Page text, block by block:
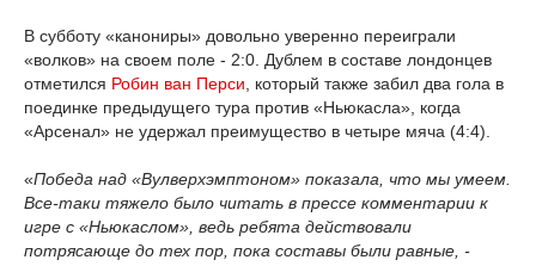
В субботу «канониры» довольно уверенно переиграли
«волков» на своем поле - 2:0. Дублем в составе лондонцев
отметился Робин ван Перси, который также забил два гола в
поединке предыдущего тура против «Ньюкасла», когда
«Арсенал» не удержал преимущество в четыре мяча (4:4).
«Победа над «Вулверхэмптоном» показала, что мы умеем.
Все-таки тяжело было читать в прессе комментарии к
игре с «Ньюкаслом», ведь ребята действовали
потрясающе до тех пор, пока составы были равные, -